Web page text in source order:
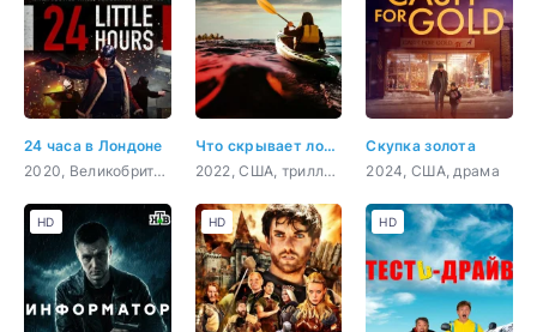
24 часа в Лондоне
2020, Великобритания, боевик, триллер, драма, криминал
Что скрывает ложь
2022, США, триллер, драма
Скупка золота
2024, США, драма
HD HD HD